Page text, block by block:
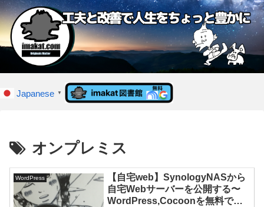
Japanese ▼
オンプレミス
WordPress
【自宅web】SynologyNASから
自宅Webサーバーを公開する〜
WordPress,Cocoonを無料で活